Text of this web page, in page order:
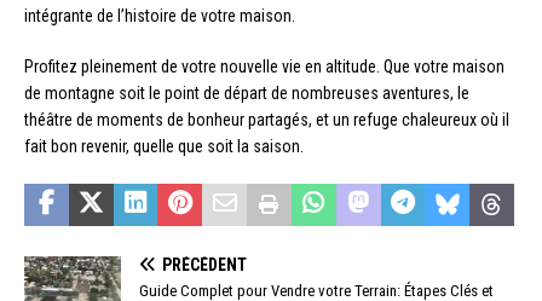
intégrante de l’histoire de votre maison.
Profitez pleinement de votre nouvelle vie en altitude. Que votre maison
de montagne soit le point de départ de nombreuses aventures, le
théâtre de moments de bonheur partagés, et un refuge chaleureux où il
fait bon revenir, quelle que soit la saison.
PRÉCÉDENT
Guide Complet pour Vendre votre Terrain: Étapes Clés et